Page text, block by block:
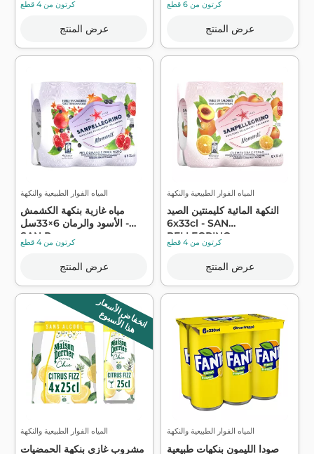
كرتون من 4 قطع
عرض المنتج
كرتون من 6 قطع
عرض المنتج
المياه الفوار الطبيعية والنكهة
مياه غازية بنكهة الكشمش
الأسود والرمان 6×33سل -
SAN P...كرتون من 4 قطع
عرض المنتج
المياه الفوار الطبيعية والنكهة
النكهة المائية كليمنتين الصيد
6x33cl - SAN
PELLEGRINO...
كرتون من 4 قطع
عرض المنتج
انخفاض الأسعار
هذا الأسبوع
المياه الفوار الطبيعية والنكهة
مشروب غازي بنكهة الحمضيات
المياه الفوار الطبيعية والنكهة
صودا الليمون بنكهات طبيعية